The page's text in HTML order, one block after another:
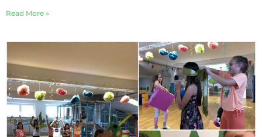
Read More »